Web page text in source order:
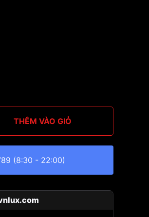
THÊM VÀO GIỎ
(8:30 - 22:00)